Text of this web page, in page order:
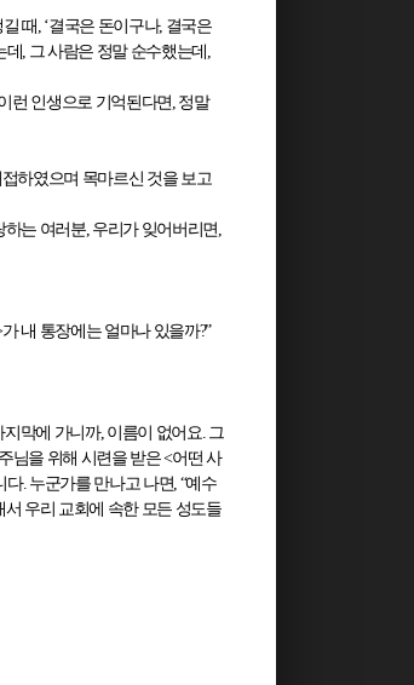
때 , ‘결국은 돈이구나, 결국은
, 그 사람은 정말 순수했는데 ,
런 인생으로 기억된다면, 정말
하였으며 목마르신 것을 보고
하는 여러분, 우리가 잊어버리면,
가 내 통장에는 얼마나 있을까?”
지막에 가니까, 이름이 없어요. 그
주님을 위해 시련을 받은<어떤 사
다. 누군가를 만나고 나면, “예수
서 우리 교회에 속한 모든 성도들